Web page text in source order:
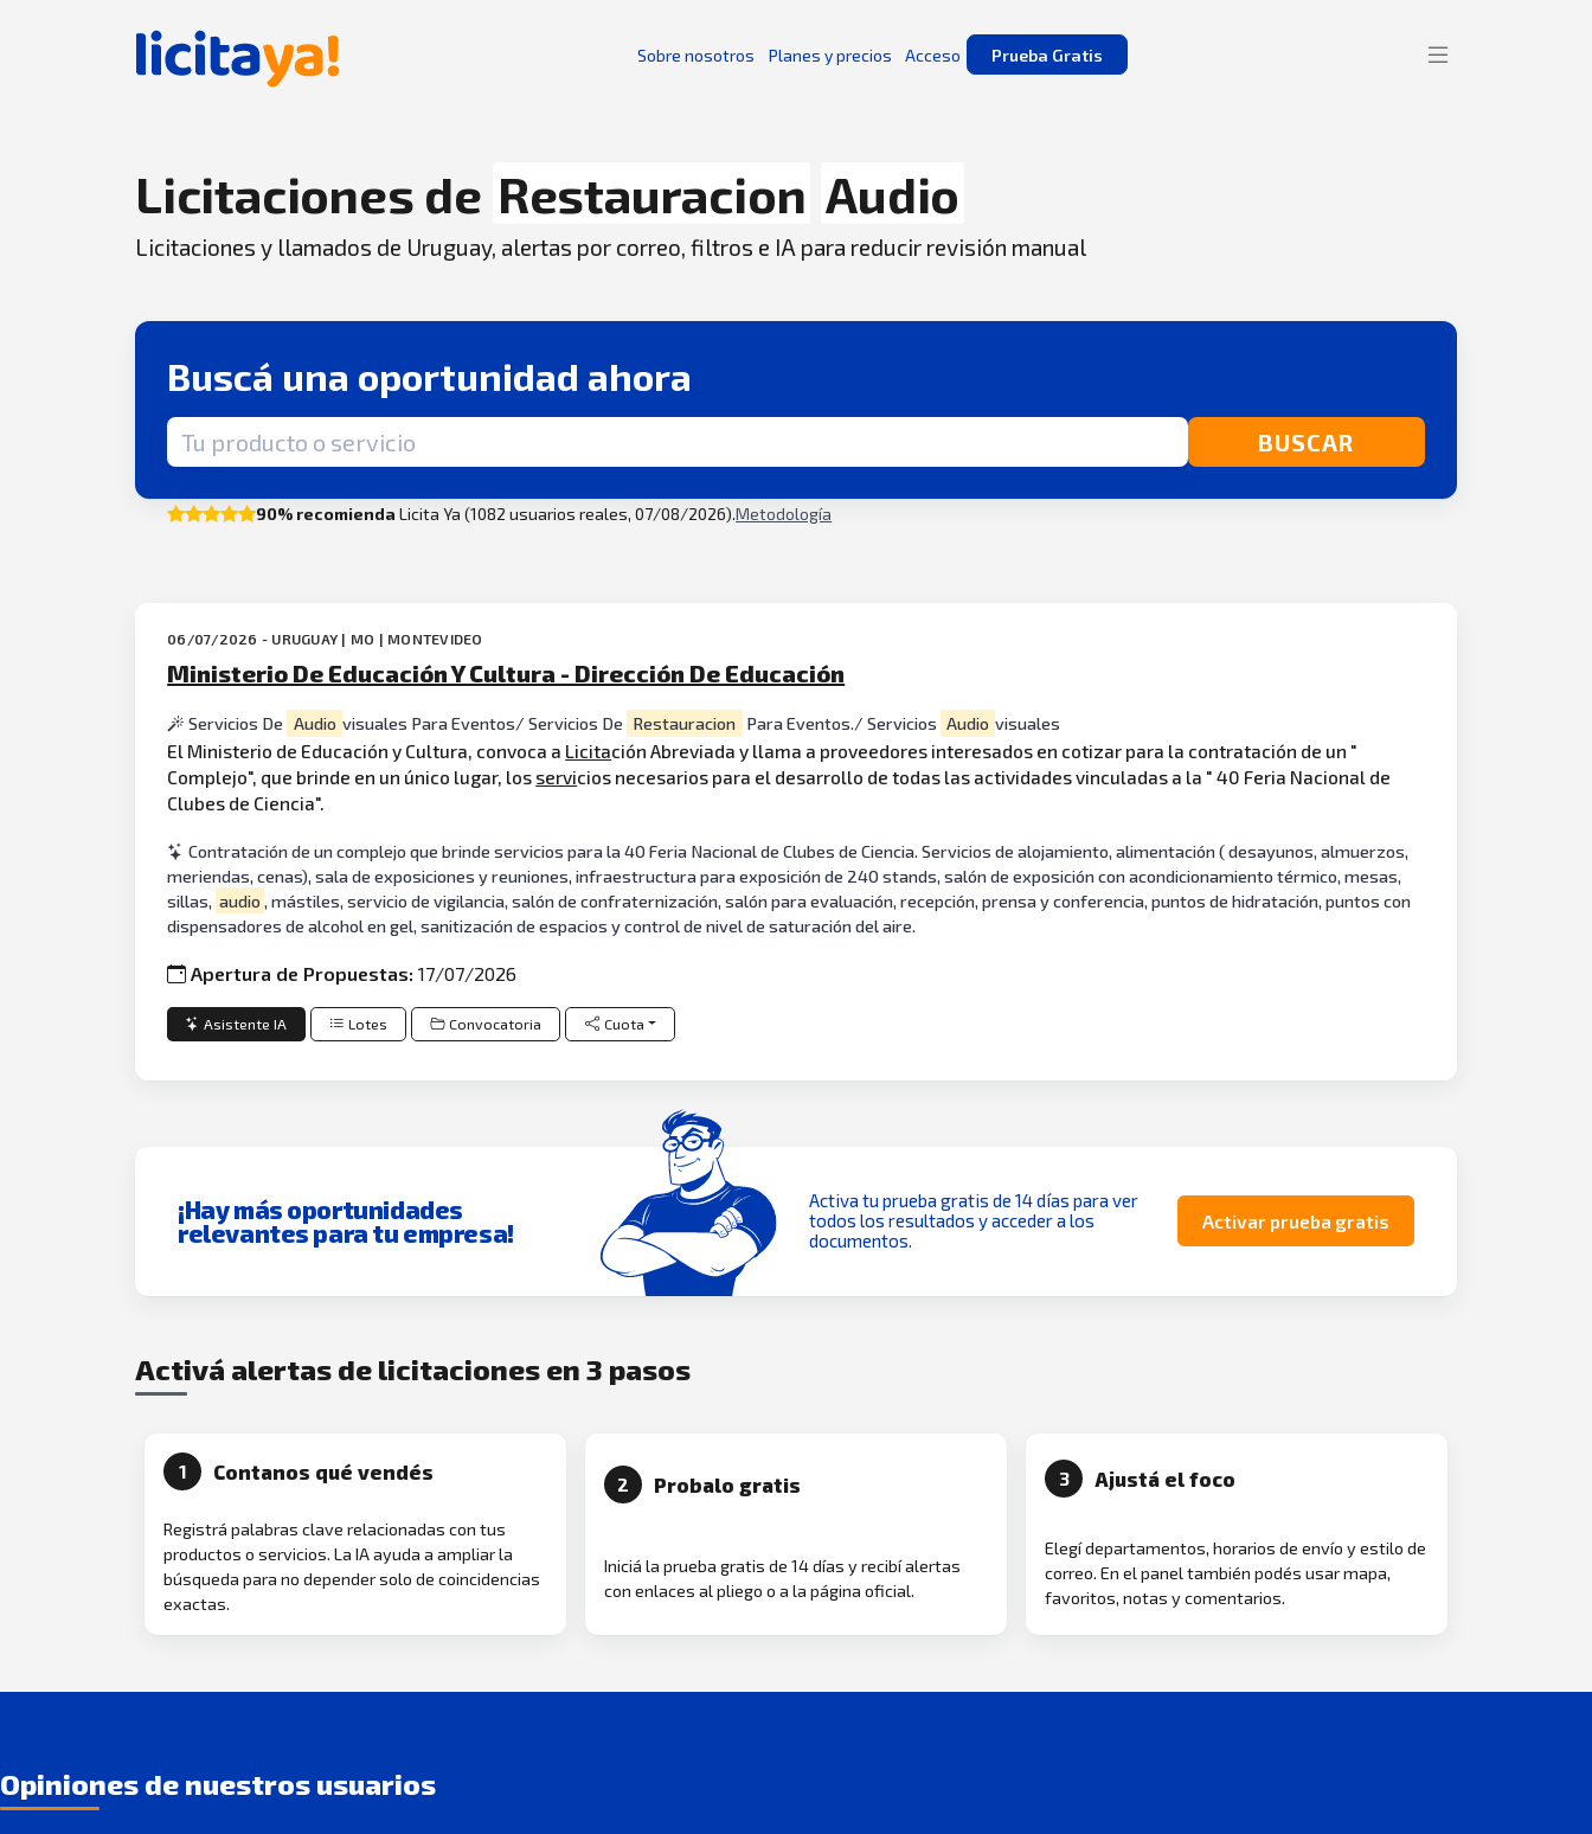
Sobre nosotros Planes y precios Acceso Prueba Gratis
Licitaciones de Restauracion Audio
Licitaciones y llamados de Uruguay, alertas por correo, filtros e IA para reducir revisión manual
Buscá una oportunidad ahora
Término de búsqueda BUSCAR
90% recomienda Licita Ya (1082 usuarios reales, 07/08/2026).Metodología
06/07/2026 - URUGUAY | MO | MONTEVIDEO
Ministerio De Educación Y Cultura - Dirección De Educación
Servicios De Audio visuales Para Eventos/ Servicios De Restauracion Para Eventos./ Servicios Audio visuales
El Ministerio de Educación y Cultura, convoca a Licitación Abreviada y llama a proveedores interesados en cotizar para la contratación de un "
Complejo", que brinde en un único lugar, los servicios necesarios para el desarrollo de todas las actividades vinculadas a la " 40 Feria Nacional de
Clubes de Ciencia".
Contratación de un complejo que brinde servicios para la 40 Feria Nacional de Clubes de Ciencia. Servicios de alojamiento, alimentación ( desayunos, almuerzos,
meriendas, cenas), sala de exposiciones y reuniones, infraestructura para exposición de 240 stands, salón de exposición con acondicionamiento térmico, mesas,
sillas, audio , mástiles, servicio de vigilancia, salón de confraternización, salón para evaluación, recepción, prensa y conferencia, puntos de hidratación, puntos con
dispensadores de alcohol en gel, sanitización de espacios y control de nivel de saturación del aire.
Apertura de Propuestas:17/07/2026
Asistente IA Lotes Convocatoria Cuota
¡Hay más oportunidades
relevantes para tu empresa!
Activa tu prueba gratis de 14 días para ver
todos los resultados y acceder a los
documentos.
Activar prueba gratis
Activá alertas de licitaciones en 3 pasos
1 Contanos qué vendés
Registrá palabras clave relacionadas con tus
productos o servicios. La IA ayuda a ampliar la
búsqueda para no depender solo de coincidencias
exactas.
2 Probalo gratis
Iniciá la prueba gratis de 14 días y recibí alertas
con enlaces al pliego o a la página oficial.
3 Ajustá el foco
Elegí departamentos, horarios de envío y estilo de
correo. En el panel también podés usar mapa,
favoritos, notas y comentarios.
Opiniones de nuestros usuarios